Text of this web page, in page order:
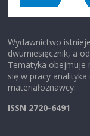
Wydawnictwo
dwumiesięcznik, a
Tematyka obejmuje
się w pracy
materiałoznawcy.
ISSN 2720-6491